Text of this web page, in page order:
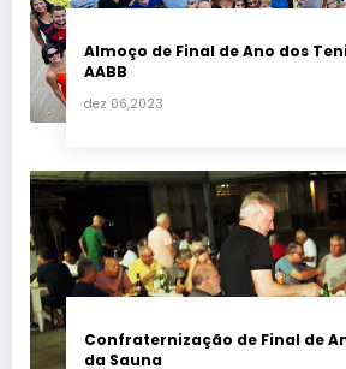
Almoço de Final de Ano dos
AABB
dez 06,2023
Confraternização de Final de
da Sauna